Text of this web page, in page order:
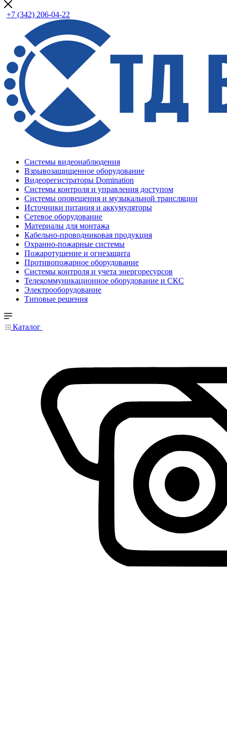
+7 (342) 206-04-22
Системы видеонаблюдения
Взрывозащищенное оборудование
Видеорегистраторы Domination
Системы контроля и управления доступом
Системы оповещения и музыкальной трансляции
Источники питания и аккумуляторы
Сетевое оборудование
Материалы для монтажа
Кабельно-проводниковая продукция
Охранно-пожарные системы
Пожаротушение и огнезащита
Противопожарное оборудование
Системы контроля и учета энергоресурсов
Телекоммуникационное оборудование и СКС
Электрооборудование
Типовые решения
Каталог